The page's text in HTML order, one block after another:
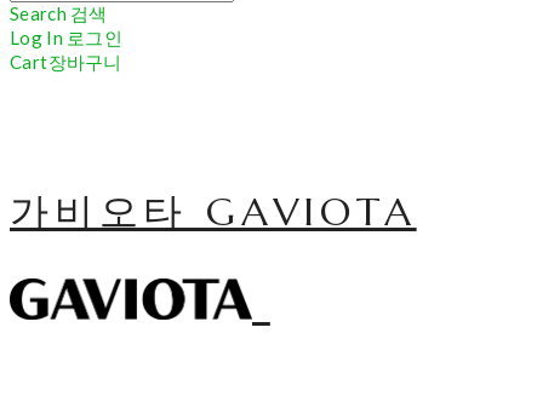
Search 검색
Log In 로그인
Cart장바구니
가비오타 GAVIOTA